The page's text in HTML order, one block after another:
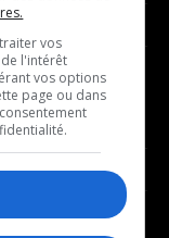
franco
vos
l'intérêt
vos options
page ou dans